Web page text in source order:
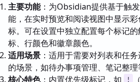
主要功能：为Obsidian提供基于触
能，在实时预览和阅读视图中显示
标。可在设置中独立配置每个标记
标、行颜色和徽章颜色。
适用场景 ：适用于需要对列表和任
的场景，如待办事项管理、笔记整理
核心特色：内置优先级标记，如 !